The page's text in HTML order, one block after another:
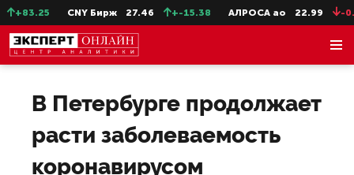
+83.25 CNY Бирж 27.46 +-15.38 АЛРОСА ао 22.99 -0.25
В Петербурге продолжает
расти заболеваемость
коронавирусом